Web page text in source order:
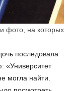
фото, на которых
последовала
«Университет
могла найти.